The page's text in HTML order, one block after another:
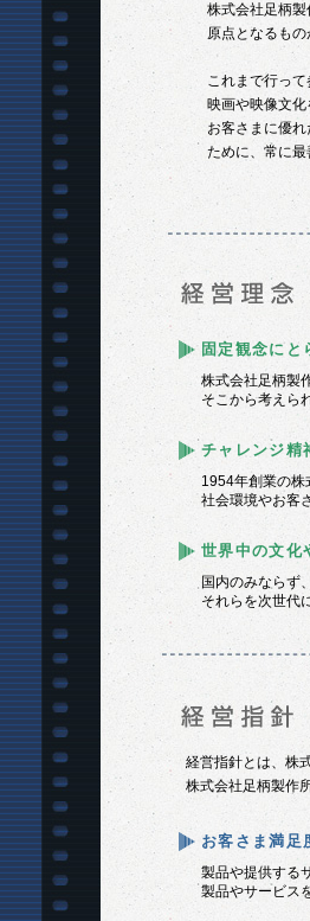
株式会社足柄
原点となるもの
これまで行っ
映画や映像文
お客さまに優
ために、常に最
固定観念にと
株式会社足柄製
そこから考えら
チャレンジ精
1954年創業の株
社会環境やお客
世界中の文化
国内のみならず
それらを次世代
経営指針とは、株
株式会社足柄製作
お客さま満足
製品や提供する
製品やサービス